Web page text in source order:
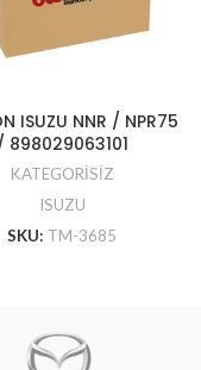
ISUZU NNR / NPR75
898029063101
KATEGORİSİZ
ISUZU
SKU: TM-3685